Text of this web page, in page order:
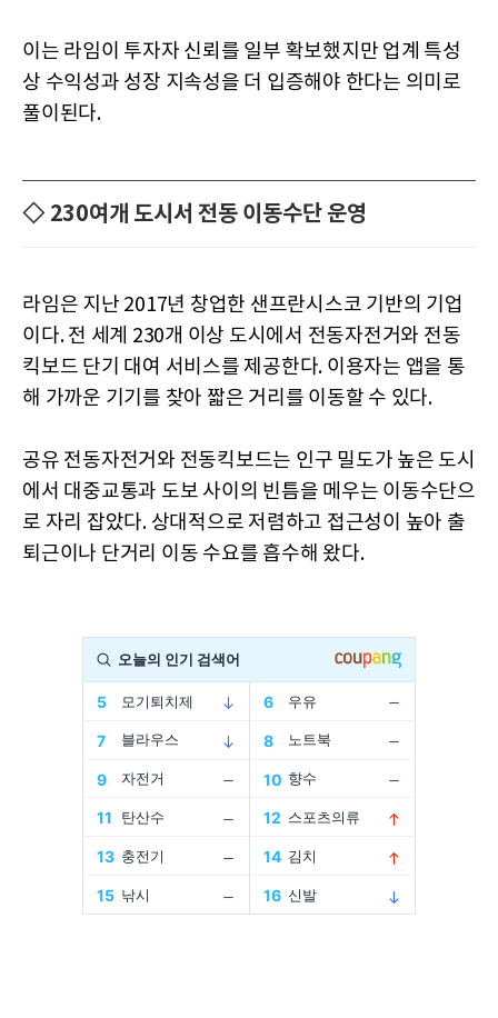
이는 라임이 투자자 신뢰를 일부 확보했지만 업계 특성
상 수익성과 성장 지속성을 더 입증해야 한다는 의미로
풀이된다.
◇ 230여개 도시서 전동 이동수단 운영
라임은 지난 2017년 창업한 샌프란시스코 기반의 기업
이다. 전 세계 230개 이상 도시에서 전동자전거와 전동
킥보드 단기 대여 서비스를 제공한다. 이용자는 앱을 통
해 가까운 기기를 찾아 짧은 거리를 이동할 수 있다.
공유 전동자전거와 전동킥보드는 인구 밀도가 높은 도시
에서 대중교통과 도보 사이의 빈틈을 메우는 이동수단으
로 자리 잡았다. 상대적으로 저렴하고 접근성이 높아 출
퇴근이나 단거리 이동 수요를 흡수해 왔다.